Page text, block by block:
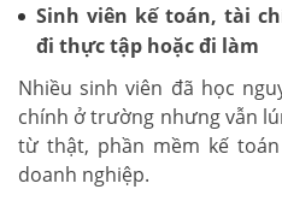
Sinh viên kế toán, tài
đi thực tập hoặc đi làm
Nhiều sinh viên đã học
chính ở trường nhưng vẫn
từ thật, phần mềm kế
doanh nghiệp.